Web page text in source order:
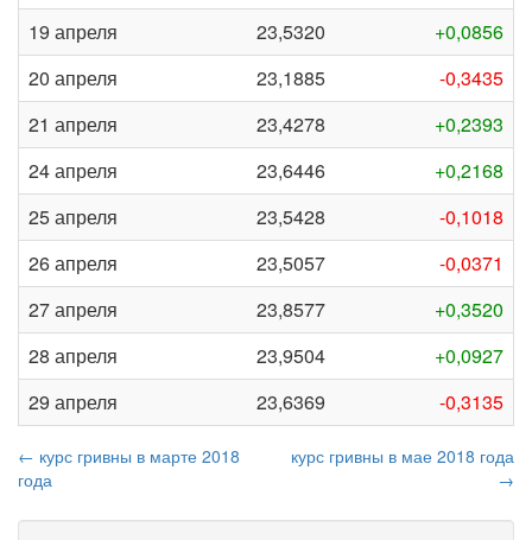
19 апреля
23,5320
+0,0856
20 апреля
23,1885
-0,3435
21 апреля
23,4278
+0,2393
24 апреля
23,6446
+0,2168
25 апреля
23,5428
-0,1018
26 апреля
23,5057
-0,0371
27 апреля
23,8577
+0,3520
28 апреля
23,9504
+0,0927
29 апреля
23,6369 -0,3135
← курс гривны в марте 2018
года
курс гривны в мае 2018 года
→